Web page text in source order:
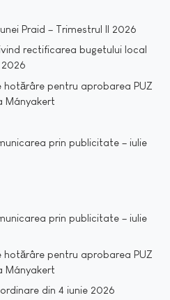
Praid – Trimestrul II 2026
rectificarea bugetului local
pentru aprobarea PUZ
Mányakert
prin publicitate – iulie
prin publicitate – iulie
pentru aprobarea PUZ
Mányakert
din 4 iunie 2026